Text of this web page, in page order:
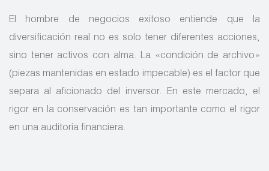
El hombre de negocios exitoso entiende que la
diversificación real no es solo tener diferentes acciones,
sino tener activos con alma. La «condición de archivo»
(piezas mantenidas en estado impecable) es el factor que
separa al aficionado del inversor. En este mercado, el
rigor en la conservación es tan importante como el rigor
en una auditoría financiera.